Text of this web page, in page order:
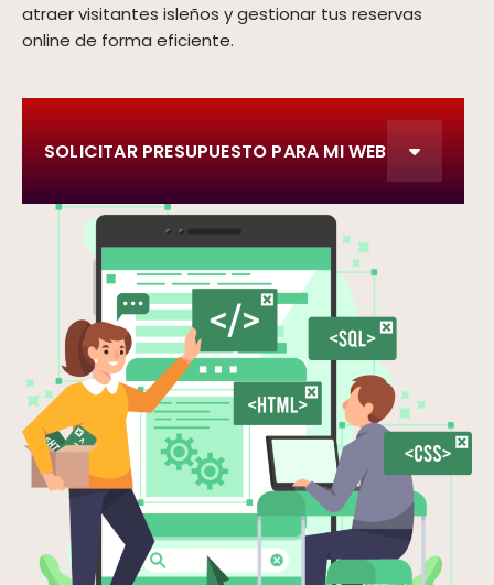
atraer visitantes isleños y gestionar tus reservas
online de forma eficiente.
SOLICITAR PRESUPUESTO PARA MI WEB